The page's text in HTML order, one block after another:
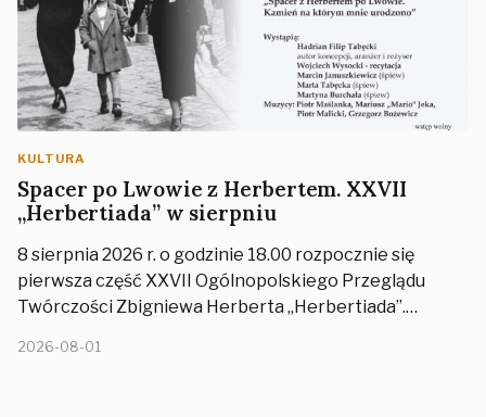
KULTURA
Spacer po Lwowie z Herbertem. XXVII
„Herbertiada” w sierpniu
8 sierpnia 2026 r. o godzinie 18.00 rozpocznie się
pierwsza część XXVII Ogólnopolskiego Przeglądu
Twórczości Zbigniewa Herberta „Herbertiada”.…
2026-08-01